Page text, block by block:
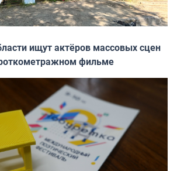
ищут актёров массовых сцен
фильме